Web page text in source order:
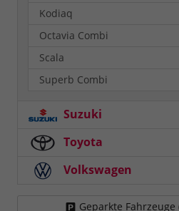
Kodiaq
Octavia Combi
Scala
Superb Combi
Suzuki
Toyota
Volkswagen
Geparkte Fahrzeuge